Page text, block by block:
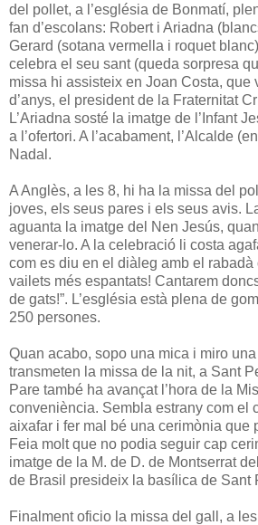
del pollet, a l’església de Bonmatí,
fan d’escolans: Robert i Ariadna
Gerard (sotana vermella i roquet
celebra el seu sant (queda sorpresa
missa hi assisteix en Joan Costa, que
d’anys, el president de la Fraternitat
L’Ariadna sosté la imatge de l’Infant
a l’ofertori. A l’acabament, l’Alcalde
Nadal.
A Anglès, a les 8, hi ha la missa del
joves, els seus pares i els seus avis.
aguanta la imatge del Nen Jesús,
venerar-lo. A la celebració li costa
com es diu en el diàleg amb el rabadà
vailets més espantats! Cantarem
de gats!”. L’església està plena de
250 persones.
Quan acabo, sopo una mica i miro
transmeten la missa de la nit, a Sant
Pare també ha avançat l’hora de la
conveniència. Sembla estrany com el
aixafar i fer mal bé una cerimònia que
Feia molt que no podia seguir cap
imatge de la M. de D. de Montserrat
de Brasil presideix la basílica de Sant
Finalment oficio la missa del gall, a